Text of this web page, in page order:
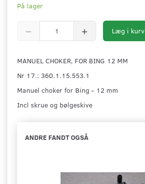
På lager
Læg i kurv
MANUEL CHOKER, FOR BING 12 MM
Nr 17.: 360.1.15.553.1
Manuel choker for Bing - 12 mm
Incl skrue og bølgeskive
ANDRE FANDT OGSÅ